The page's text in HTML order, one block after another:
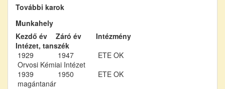
További karok
Munkahely
Kezdő év
Záró év
Intézmény
Intézet, tanszék
1929
1947
ETE OK
Orvosi Kémiai Intézet
1939
1950
ETE OK
magántanár